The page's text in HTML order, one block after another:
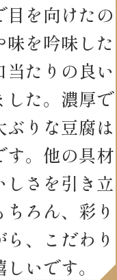
を向けたの
を吟味した
たりの良い
した。濃厚で
りな豆腐は
す。他の具材
さを引き立
ろん、彩り
、こだわり
いです。